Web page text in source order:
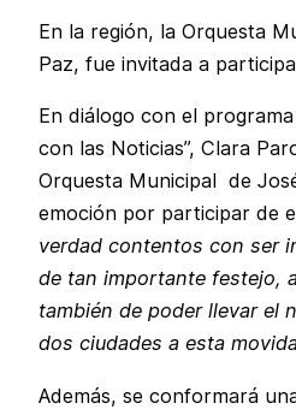
En la región, la Orquesta
Paz, fue invitada a
En diálogo con el
con las Noticias”, Clara
Orquesta Municipal de
emoción por participar de
verdad contentos con ser
de tan importante festejo,
también de poder llevar el
dos ciudades a esta
Además, se conformará